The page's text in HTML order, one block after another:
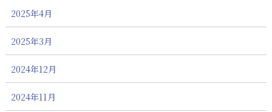
2025年4月
2025年3月
2024年12月
2024年11月